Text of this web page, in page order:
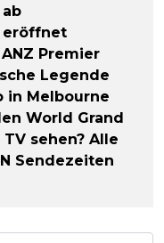
eröffnet
Premier
Legende
in Melbourne
World Grand
sehen? Alle
Sendezeiten